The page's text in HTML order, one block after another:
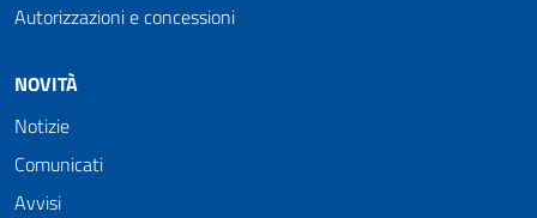
Autorizzazioni e concessioni
NOVITÀ
Notizie
Comunicati
Avvisi